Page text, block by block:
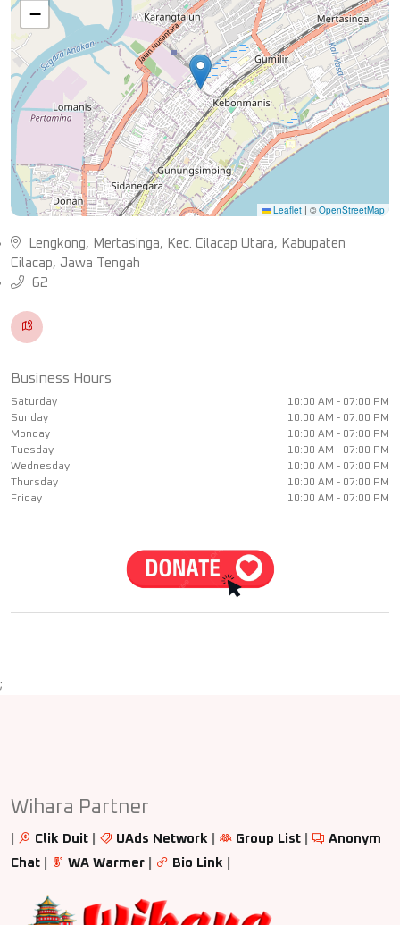
−
Leaflet | © OpenStreetMap
Lengkong, Mertasinga, Kec. Cilacap Utara, Kabupaten
Cilacap, Jawa Tengah
62
Business Hours
Saturday
10:00 AM - 07:00 PM
Sunday
10:00 AM - 07:00 PM
Monday
10:00 AM - 07:00 PM
Tuesday
10:00 AM - 07:00 PM
Wednesday
10:00 AM - 07:00 PM
Thursday
10:00 AM - 07:00 PM
Friday
10:00 AM - 07:00 PM
;
Wihara Partner
Clik Duit UAds Network Group List
Anonym
Chat
WA Warmer Bio Link